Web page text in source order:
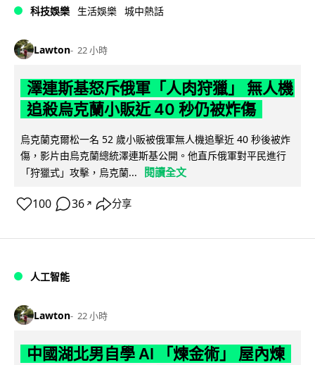
科技娛樂 生活娛樂 城中熱話
Lawton 22 小時
澤連斯基怒斥俄軍「人肉狩獵」 無人機
追殺烏克蘭小販近 40 秒仍被炸傷
烏克蘭克爾松一名 52 歲小販被俄軍無人機追擊近 40 秒後被炸
傷，影片由烏克蘭總統澤連斯基公開。他直斥俄軍對平民進行
「狩獵式」攻擊，烏克蘭...
閱讀全文
100 36 ↗ 分享
人工智能
Lawton 22 小時
中國湖北男自學 AI 「煉金術」 屋內煉